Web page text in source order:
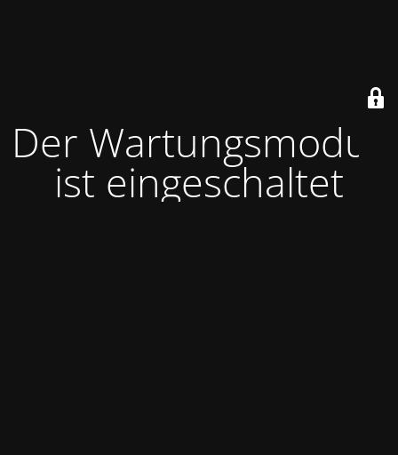
Der Wartungsmodus
ist eingeschaltet